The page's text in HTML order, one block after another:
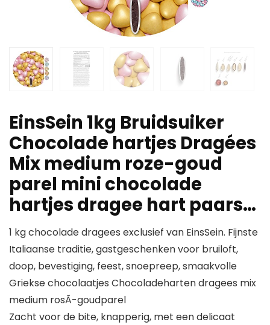
EinsSein 1kg Bruidsuiker
Chocolade hartjes Dragées
Mix medium roze-goud
parel mini chocolade
hartjes dragee hart paars…
1 kg chocolade dragees exclusief van EinsSein. Fijnste
Italiaanse traditie, gastgeschenken voor bruiloft,
doop, bevestiging, feest, snoepreep, smaakvolle
Griekse chocolaatjes Chocoladeharten dragees mix
medium rosÃ-goudparel
Zacht voor de bite, knapperig, met een delicaat